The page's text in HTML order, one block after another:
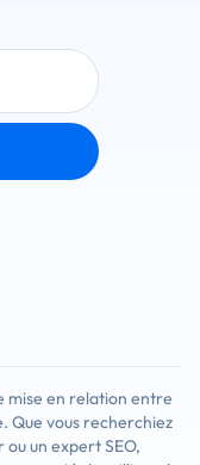
mise en relation entre
Que vous recherchiez
un expert SEO,